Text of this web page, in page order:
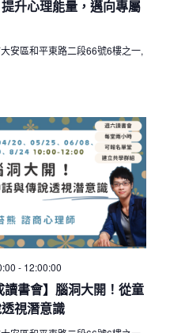
升心理能量，邁向專屬
安區和平東路二段66號6樓之一,
讀書會】腦洞大開！從童
視潛意識
- 12:00:00